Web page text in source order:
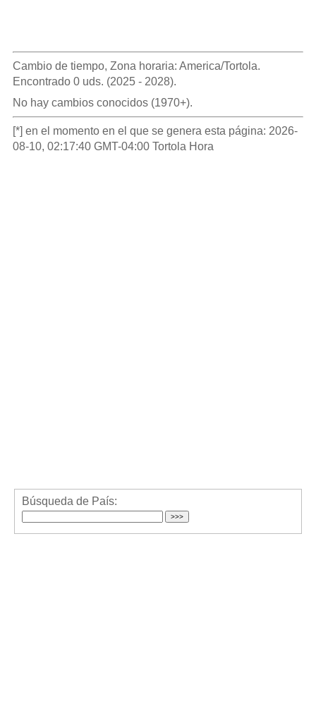
Cambio de tiempo, Zona horaria: America/Tortola.
Encontrado 0 uds. (2025 - 2028).
No hay cambios conocidos (1970+).
[*] en el momento en el que se genera esta página: 2026-
08-10, 02:17:40 GMT-04:00 Tortola Hora
Búsqueda de País: